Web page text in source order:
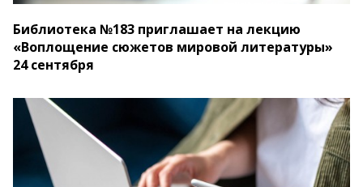
Библиотека №183 приглашает на лекцию
«Воплощение сюжетов мировой литературы»
24 сентября